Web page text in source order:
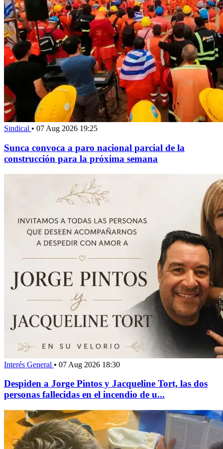
Sindical • 07 Aug 2026 19:25
Sunca convoca a paro nacional parcial de la
construcción para la próxima semana
Interés General • 07 Aug 2026 18:30
Despiden a Jorge Pintos y Jacqueline Tort, las dos
personas fallecidas en el incendio de u...